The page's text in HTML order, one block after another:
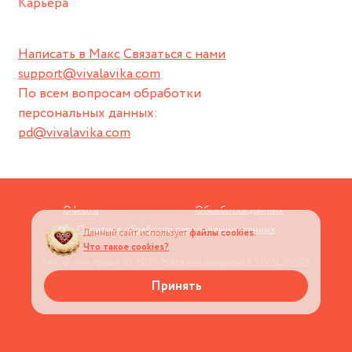
Написать в МаксСвязаться с нами
support@vivalavika.com
По всем вопросам обработки
персональных данных:
pd@vivalavika.com
Оферта
Обработка данных
Политика обработки персональных данных
Данный сайт используетфайлы cookies.
Что такое cookies?
Принять